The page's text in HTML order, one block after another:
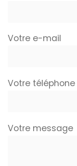
Votre e-mail
Votre téléphone
Votre message